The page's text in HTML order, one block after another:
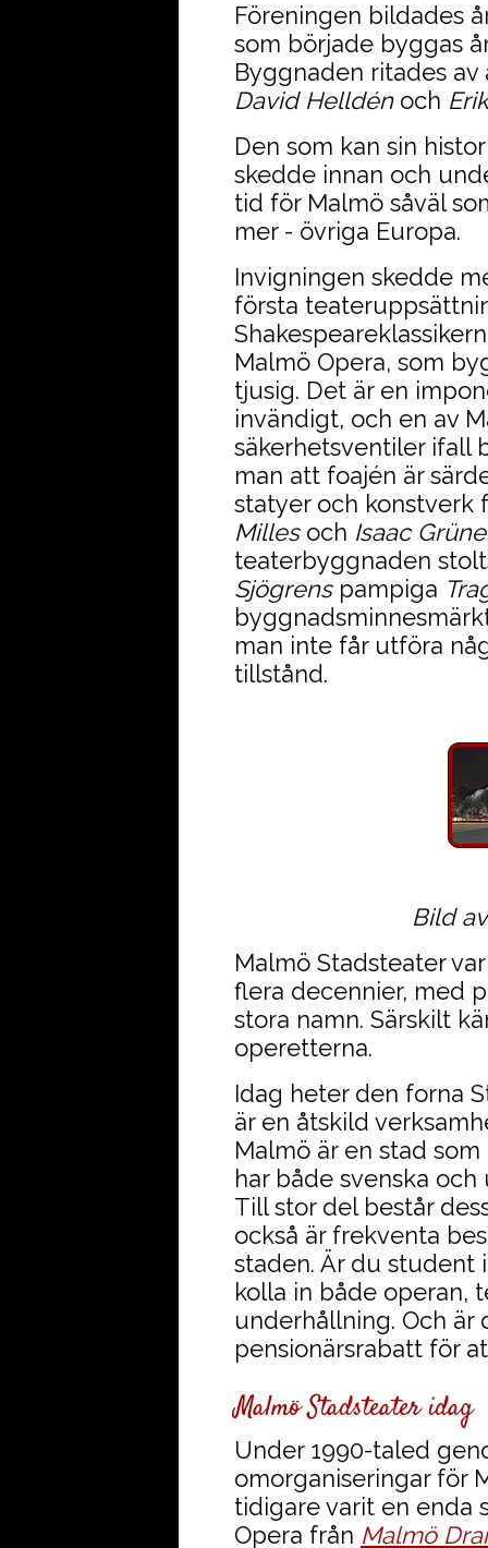
Föreningen bildades
som började byggas
Byggnaden ritades
David Helldén och
Den som kan sin
skedde innan och
tid för Malmö såväl
mer - övriga Europa.
Invigningen skedde
första
Malmö Opera, som
tjusig. Det är en
invändigt, och en av
säkerhetsventilerifall
man att foajén är
statyer och konstverk
Millesoch Isaac
teaterbyggnaden
Sjögrenspampiga
man inte får utföra
tillstånd.
Bild
Malmö Stadsteater
flera decennier, med
stora namn. Särskilt
operetterna.
Idag heter den forna
är en åtskild
Malmö är en stad
har både svenska
Till stor del består
också är frekventa
staden. Är du student
kolla in både operan,
underhållning. Och
pensionärsrabatt för
Malmö Stadsteater idag
Under 1990-taled
omorganiseringar för
tidigare varit en enda
Opera från Malmö